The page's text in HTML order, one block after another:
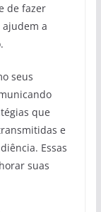
de fazer
a
seus
que
e
Essas
suas